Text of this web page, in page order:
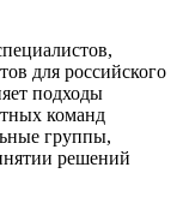
для российского
подходы
команд
группы,
решений